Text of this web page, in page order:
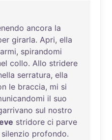
ancora la
girarla. Apri, ella
, spirandomi
collo. Allo stridere
serratura, ella
le braccia, mi si
il suo
sul nostro
stridore ci parve
silenzio profondo.